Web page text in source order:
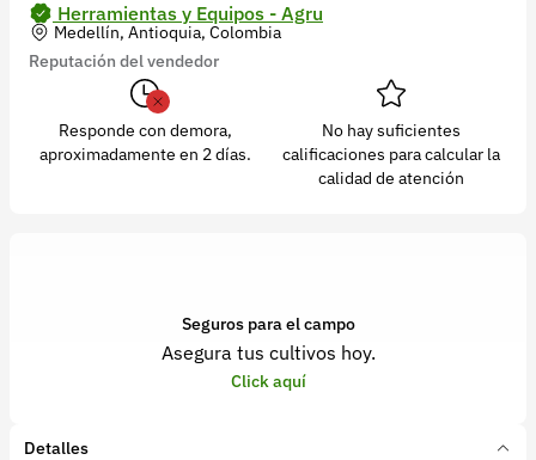
Herramientas y Equipos - Agru
Medellín, Antioquia, Colombia
Reputación del vendedor
Responde con demora,
aproximadamente en 2 días.
No hay suficientes
calificaciones para calcular la
calidad de atención
Seguros para el campo
Asegura tus cultivos hoy.
Click aquí
Detalles